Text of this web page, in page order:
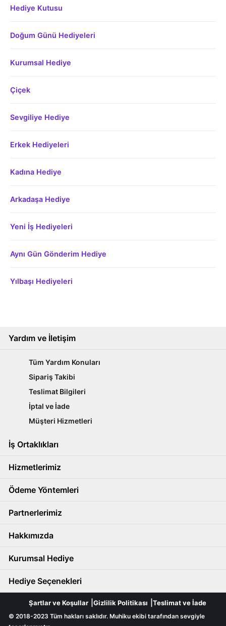
Hediye Kutusu
Doğum Günü Hediyeleri
Kurumsal Hediye
Çiçek
Sevgiliye Hediye
Erkek Hediyeleri
Kadına Hediye
Arkadaşa Hediye
Yeni İş Hediyeleri
Aynı Gün Gönderim Hediye
Yılbaşı Hediyeleri
Yardım ve İletişim
Tüm Yardım Konuları
Sipariş Takibi
Teslimat Bilgileri
İptal ve İade
Müşteri Hizmetleri
İş Ortaklıkları
Hizmetlerimiz
Ödeme Yöntemleri
Partnerlerimiz
Hakkımızda
Kurumsal Hediye
Hediye Seçenekleri
Şartlar ve Koşullar Gizlilik Politikası Teslimat ve İade
© 2018-2023 Tüm hakları saklıdır. Muhiku ekibi tarafından sevgiyle